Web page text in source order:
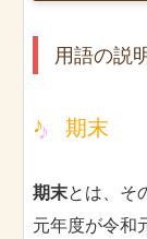
用語の説
期末
期末とは、そ
元年度が令和